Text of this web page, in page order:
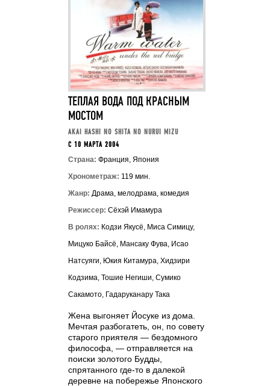
ТЕПЛАЯ ВОДА ПОД КРАСНЫМ
МОСТОМ
AKAI HASHI NO SHITA NO NURUI MIZU
C 10 МАРТА 2004
Страна: Франция, Япония
Хронометраж: 119 мин.
Жанр: Драма, мелодрама, комедия
Режиссер: Сёхэй Имамура
В ролях: Кодзи Якусё, Миса Симицу,
Мицуко Байсё, Мансаку Фува, Исао
Натсуяги, Юкия Китамура, Хидзири
Кодзима, Тошие Негиши, Сумико
Сакамото, Гадаруканару Така
Жена выгоняет Йосуке из дома.
Мечтая разбогатеть, он, по совету
старого приятеля — бездомного
философа, — отправляется на
поиски золотого Будды,
спрятанного где-то в далекой
деревне на побережье Японского